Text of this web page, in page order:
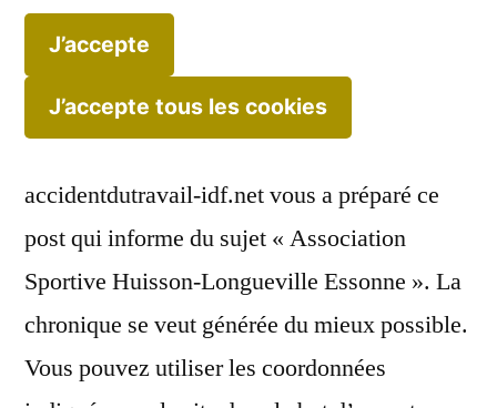
J’accepte
J’accepte tous les cookies
accidentdutravail-idf.net vous a préparé ce
post qui informe du sujet « Association
Sportive Huisson-Longueville Essonne ». La
chronique se veut générée du mieux possible.
Vous pouvez utiliser les coordonnées